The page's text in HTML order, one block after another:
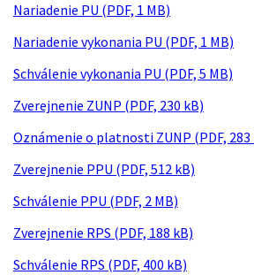
Nariadenie PU (PDF, 1 MB)
Nariadenie vykonania PU (PDF, 1 MB)
Schválenie vykonania PU (PDF, 5 MB)
Zverejnenie ZUNP (PDF, 230 kB)
Oznámenie o platnosti ZUNP (PDF, 283
Zverejnenie PPU (PDF, 512 kB)
Schválenie PPU (PDF, 2 MB)
Zverejnenie RPS (PDF, 188 kB)
Schválenie RPS (PDF, 400 kB)